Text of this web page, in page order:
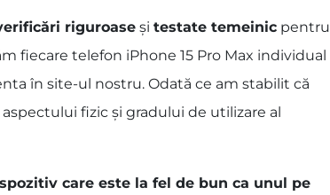
riguroase și testate temeinic pentru
fiecare telefon iPhone 15 Pro Max individual
în site-ul nostru. Odată ce am stabilit că
fizic și gradului de utilizare al
care este la fel de bun ca unul pe